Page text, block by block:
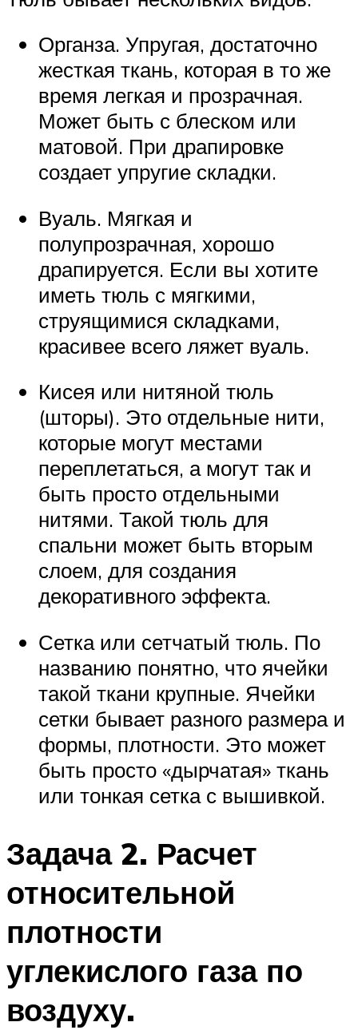
Органза. Упругая, достаточно
жесткая ткань, которая в то же
время легкая и прозрачная.
Может быть с блеском или
матовой. При драпировке
создает упругие складки.
Вуаль. Мягкая и
полупрозрачная, хорошо
драпируется. Если вы хотите
иметь тюль с мягкими,
струящимися складками,
красивее всего ляжет вуаль.
Кисея или нитяной тюль
(шторы). Это отдельные нити,
которые могут местами
переплетаться, а могут так и
быть просто отдельными
нитями. Такой тюль для
спальни может быть вторым
слоем, для создания
декоративного эффекта.
Сетка или сетчатый тюль. По
названию понятно, что ячейки
такой ткани крупные. Ячейки
сетки бывает разного размера и
формы, плотности. Это может
быть просто «дырчатая» ткань
или тонкая сетка с вышивкой.
Задача 2. Расчет
относительной
плотности
углекислого газа по
воздуху.